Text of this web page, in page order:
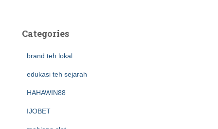
Categories
brand teh lokal
edukasi teh sejarah
HAHAWIN88
IJOBET